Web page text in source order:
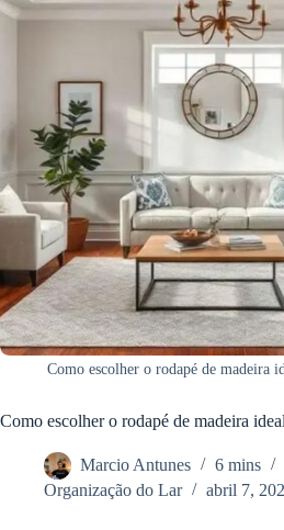
Como escolher o rodapé de madeira
Como escolher o rodapé de madeira
Marcio Antunes
6 mins
Organização do Lar
abril 7,